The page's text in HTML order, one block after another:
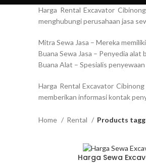
Harga Rental Excavator
menghubungi perusahaan jasa
Mitra Sewa Jasa – Mereka
Buana Sewa Jasa – Penyedia
Buana Alat – Spesialis
Harga Rental Excavator
memberikan informasi kontak
Home Rental Products
Harga Sewa